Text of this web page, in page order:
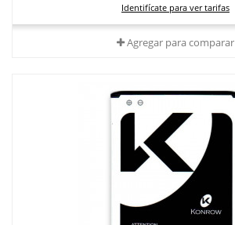
Identifícate para ver tarifas
Agregar para comparar